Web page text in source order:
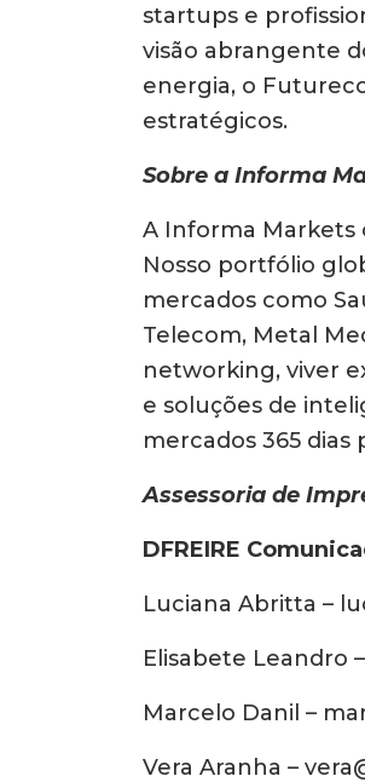
startups e
visão abrangente
energia, o
estratégicos.
Sobre a Informa
A Informa Markets
Nosso portfólio
mercados como
Telecom, Metal
networking, viver
e soluções de
mercados 365 dias
Assessoria de
DFREIRE
Luciana Abritta –
Elisabete Leandro
Marcelo Danil –
Vera Aranha –